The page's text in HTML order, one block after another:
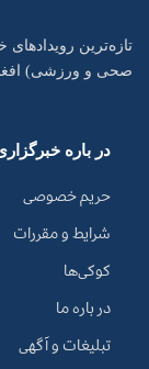
تازه‌ترین
صحی و ورزشی)
در باره
حریم خصوصی
شرایط و مقررات
کوکی‌ها
در باره ما
تبلیغات و آگهی